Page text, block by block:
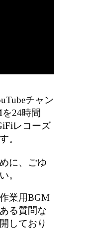
チャン
24時間
レコーズ
。
に、ごゆ
。
業用BGM
る質問な
しており